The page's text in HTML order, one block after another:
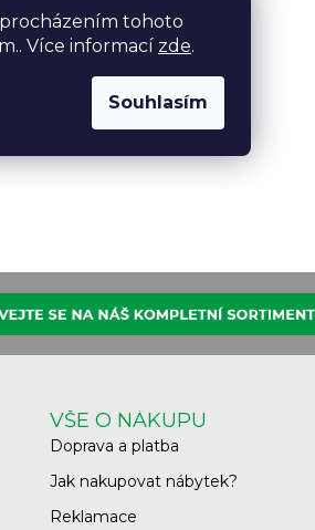
tohoto
Více informací zde.
Souhlasím
VŠE O NÁKUPU
Doprava a platba
Jak nakupovat nábytek?
Reklamace